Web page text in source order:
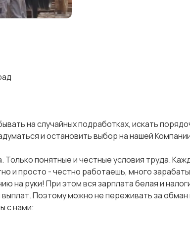
на случайных подработках, искать
и остановить выбор на нашей
Только понятные и честные условия труда.
и просто - честно работаешь, много
на руки! При этом вся зарплата белая и
Поэтому можно не переживать за
с нами: